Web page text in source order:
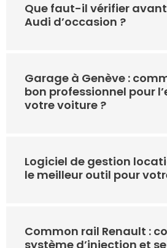
Que faut-il vérifier
Audi d’occasion ?
Garage à Genève :
bon professionnel pour
votre voiture ?
Logiciel de gestion
le meilleur outil pour
Common rail Renault :
système d’injection et